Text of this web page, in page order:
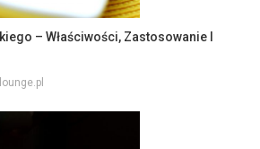
– Właściwości, Zastosowanie I